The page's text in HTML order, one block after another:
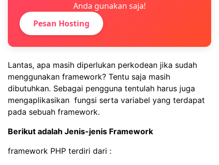
Anda gunakan saja!
Pesan Hosting
Lantas, apa masih diperlukan perkodean jika sudah
menggunakan framework? Tentu saja masih
dibutuhkan. Sebagai pengguna tentulah harus juga
mengaplikasikan fungsi serta variabel yang terdapat
pada sebuah framework.
Berikut adalah Jenis-jenis Framework
framework PHP terdiri dari :